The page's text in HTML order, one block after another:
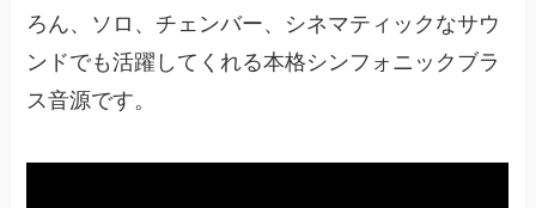
ろん、ソロ、チェンバー、シネマティックなサウ
ンドでも活躍してくれる本格シンフォニックブラ
ス音源です。